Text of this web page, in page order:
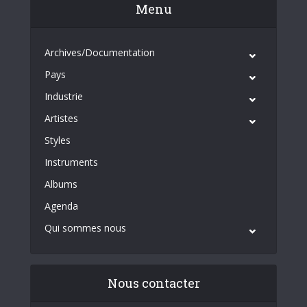
Menu
Archives/Documentation
Pays
Industrie
Artistes
Styles
Instruments
Albums
Agenda
Qui sommes nous
Nous contacter